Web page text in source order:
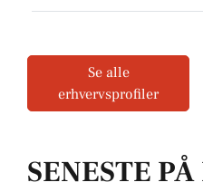
SENESTE
Se alle
erhvervsprofiler